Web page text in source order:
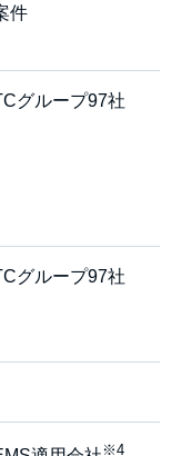
件
グループ97社
グループ97社
※4